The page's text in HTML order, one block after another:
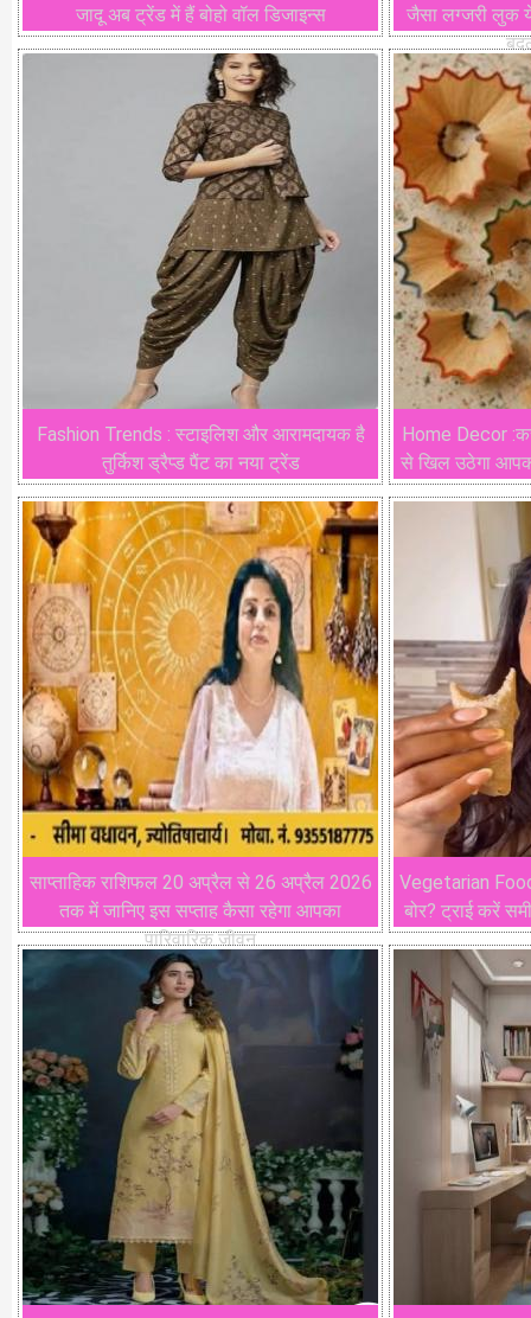
जादू अब ट्रेंड में हैं बोहो वॉल डिजाइन्स
जैसा लग्जरी लुक ये
Fashion Trends : स्टाइलिश और आरामदायक है
तुर्किश ड्रैप्ड पैंट का नया ट्रेंड
Home Decor
से खिल उठेगा
साप्ताहिक राशिफल 20 अप्रैल से 26 अप्रैल 2026
तक में जानिए इस सप्ताह कैसा रहेगा आपका
पारिवारिक जीवन
Vegetarian
बोर? ट्राई करें